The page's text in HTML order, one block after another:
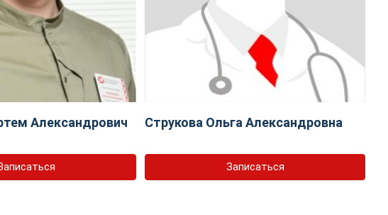
Александрович Струкова Ольга Александровна
Записаться